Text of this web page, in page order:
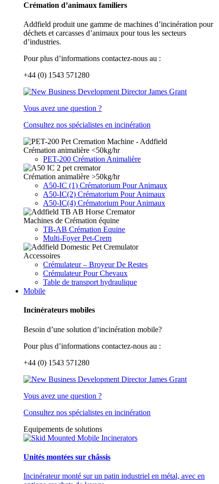
Crémation d’animaux familiers
Addfield produit une gamme de machines d’incinération pour
déchets et carcasses d’animaux pour tous les secteurs
d’industries.
Pour plus d’informations contactez-nous au :
+44 (0) 1543 571280
Vous avez une question ?
Consultez nos spécialistes en incinération
Crémation animalière <50kg/hr
PET-200 Crémation Animalière
Crémation animalière >50kg/hr
A50-IC (1) Crématorium Pour Animaux
A50-IC(2) Crématorium Pour Animaux
A50-IC(4) Crématorium Pour Animaux
Machines de Crémation équine
TB-AB Crémation Equine
Multi-Foyer Pet-Crem
Accessoires
Crémulateur – Broyeur De Restes
Crémulateur Pour Chevaux
Table de transport hydraulique
Mobile
Incinérateurs mobiles
Besoin d’une solution d’incinération mobile?
Pour plus d’informations contactez-nous au :
+44 (0) 1543 571280
Vous avez une question ?
Consultez nos spécialistes en incinération
Equipements de solutions
Unités montées sur châssis
Incinérateur monté sur un patin industriel en métal, avec en